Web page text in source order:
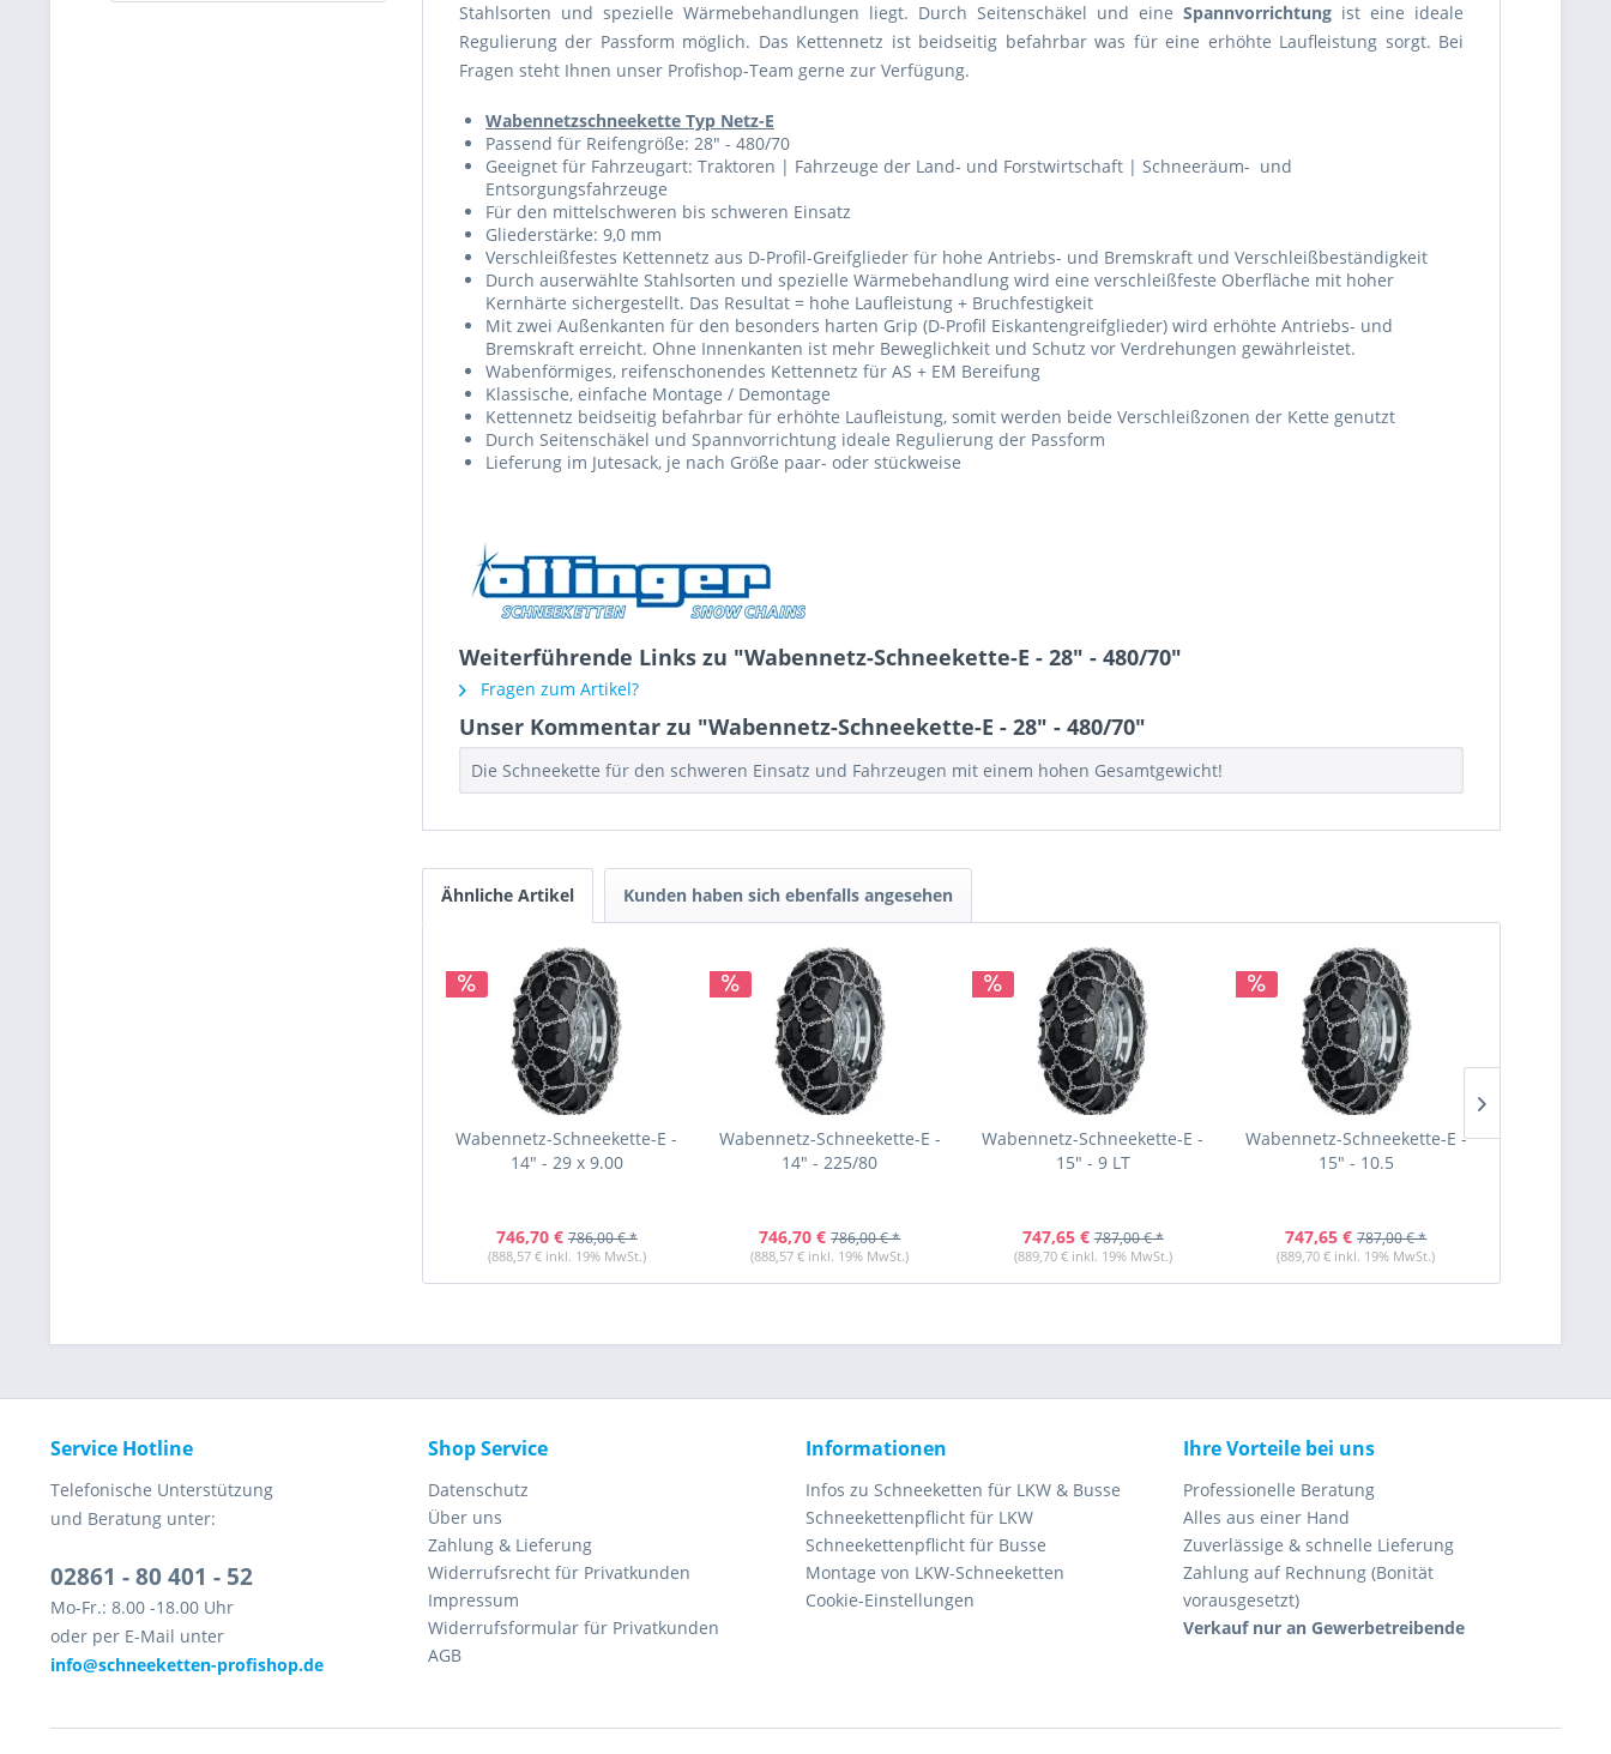
Stahlsorten und spezielle Wärmebehandlungen liegt. Durch Seitenschäkel und eine Spannvorrichtung ist eine ideale
Regulierung der Passform möglich. Das Kettennetz ist beidseitig befahrbar was für eine erhöhte Laufleistung sorgt. Bei
Fragen steht Ihnen unser Profishop-Team gerne zur Verfügung.
Wabennetzschneekette Typ Netz-E
Passend für Reifengröße: 28" - 480/70
Geeignet für Fahrzeugart: Traktoren | Fahrzeuge der Land- und Forstwirtschaft | Schneeräum- und
Entsorgungsfahrzeuge
Für den mittelschweren bis schweren Einsatz
Gliederstärke: 9,0 mm
Verschleißfestes Kettennetz aus D-Profil-Greifglieder für hohe Antriebs- und Bremskraft und Verschleißbeständigkeit
Durch auserwählte Stahlsorten und spezielle Wärmebehandlung wird eine verschleißfeste Oberfläche mit hoher
Kernhärte sichergestellt. Das Resultat = hohe Laufleistung + Bruchfestigkeit
Mit zwei Außenkanten für den besonders harten Grip (D-Profil Eiskantengreifglieder) wird erhöhte Antriebs- und
Bremskraft erreicht. Ohne Innenkanten ist mehr Beweglichkeit und Schutz vor Verdrehungen gewährleistet.
Wabenförmiges, reifenschonendes Kettennetz für AS + EM Bereifung
Klassische, einfache Montage / Demontage
Kettennetz beidseitig befahrbar für erhöhte Laufleistung, somit werden beide Verschleißzonen der Kette genutzt
Durch Seitenschäkel und Spannvorrichtung ideale Regulierung der Passform
Lieferung im Jutesack, je nach Größe paar- oder stückweise
Weiterführende Links zu "Wabennetz-Schneekette-E - 28" - 480/70"
Fragen zum Artikel?
Unser Kommentar zu "Wabennetz-Schneekette-E - 28" - 480/70"
Die Schneekette für den schweren Einsatz und Fahrzeugen mit einem hohen Gesamtgewicht!
Ähnliche Artikel Kunden haben sich ebenfalls angesehen
Wabennetz-Schneekette-E -
14" - 29 x 9.00
746,70 € 786,00 € *
(888,57 € inkl. 19% MwSt.)
Wabennetz-Schneekette-E -
14" - 225/80
746,70 € 786,00 € *
(888,57 € inkl. 19% MwSt.)
Wabennetz-Schneekette-E -
15" - 9 LT
747,65 € 787,00 € *
(889,70 € inkl. 19% MwSt.)
Wabennetz-Schneekette-E -
15" - 10.5
747,65 € 787,00 € *
(889,70 € inkl. 19% MwSt.)
Service Hotline
Telefonische Unterstützung
und Beratung unter:
02861 - 80 401 - 52
Mo-Fr.: 8.00 -18.00 Uhr
oder per E-Mail unter
info@schneeketten-profishop.de
Shop Service
Datenschutz
Über uns
Zahlung & Lieferung
Widerrufsrecht für Privatkunden
Impressum
Widerrufsformular für Privatkunden
AGB
Informationen
Infos zu Schneeketten für LKW & Busse
Schneekettenpflicht für LKW
Schneekettenpflicht für Busse
Montage von LKW-Schneeketten
Cookie-Einstellungen
Ihre Vorteile bei uns
Professionelle Beratung
Alles aus einer Hand
Zuverlässige & schnelle Lieferung
Zahlung auf Rechnung (Bonität
vorausgesetzt)
Verkauf nur an Gewerbetreibende